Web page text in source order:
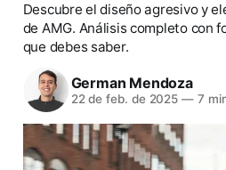
Descubre el diseño agresivo y
de AMG. Análisis completo con
que debes saber.
German Mendoza
22 de feb. de 2025 — 7